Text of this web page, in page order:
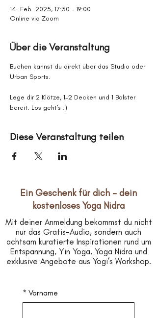
14. Feb. 2025, 17:30 – 19:00
Online via Zoom
Über die Veranstaltung
Buchen kannst du direkt über das Studio oder
Urban Sports.
Lege dir 2 Klötze, 1-2 Decken und 1 Bolster
bereit. Los geht's :)
Diese Veranstaltung teilen
Ein Geschenk für dich – dein
kostenloses Yoga Nidra
Mit deiner Anmeldung bekommst du nicht
nur das Gratis-Audio, sondern auch
achtsam kuratierte Inspirationen rund um
Entspannung, Yin Yoga, Yoga Nidra und
exklusive Angebote aus Yogi’s Workshop.
* Vorname